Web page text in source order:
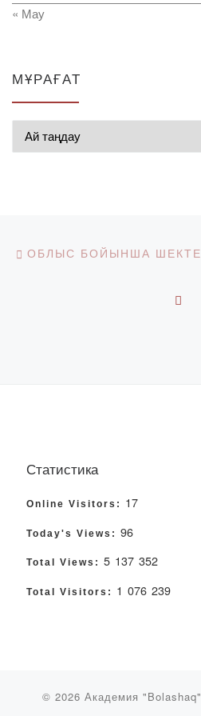
« Мау
МҰРАҒАТ
Post navigation
Статистика
Online Visitors: 17
Today's Views: 96
Total Views: 5 137 352
Total Visitors: 1 076 239
© 2026 Академия "Bolashaq"